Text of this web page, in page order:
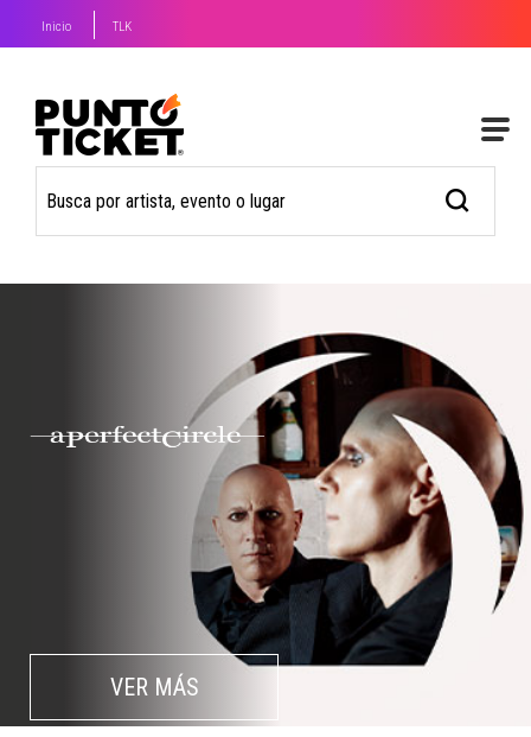
Inicio TLK
VER MÁS